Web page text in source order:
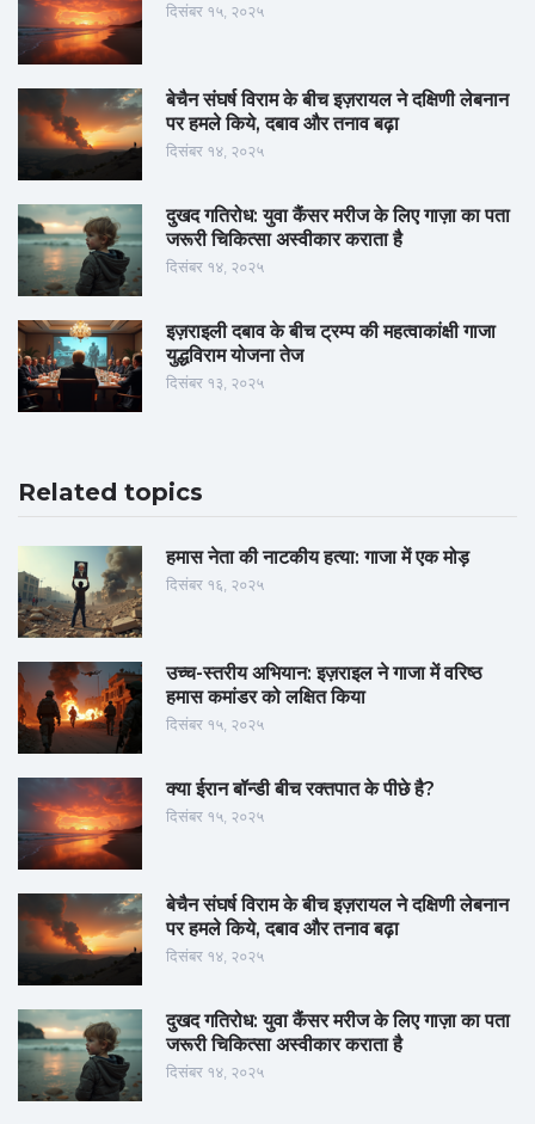
दिसंबर १५, २०२५
बेचैन संघर्ष विराम के बीच इज़रायल ने दक्षिणी लेबनान
पर हमले किये, दबाव और तनाव बढ़ा
दिसंबर १४, २०२५
दुखद गतिरोध: युवा कैंसर मरीज के लिए गाज़ा का पता
जरूरी चिकित्सा अस्वीकार कराता है
दिसंबर १४, २०२५
इज़राइली दबाव के बीच ट्रम्प की महत्वाकांक्षी गाजा
युद्धविराम योजना तेज
दिसंबर १३, २०२५
Related topics
हमास नेता की नाटकीय हत्या: गाजा में एक मोड़
दिसंबर १६, २०२५
उच्च-स्तरीय अभियान: इज़राइल ने गाजा में वरिष्ठ
हमास कमांडर को लक्षित किया
दिसंबर १५, २०२५
क्या ईरान बॉन्डी बीच रक्तपात के पीछे है?
दिसंबर १५, २०२५
बेचैन संघर्ष विराम के बीच इज़रायल ने दक्षिणी लेबनान
पर हमले किये, दबाव और तनाव बढ़ा
दिसंबर १४, २०२५
दुखद गतिरोध: युवा कैंसर मरीज के लिए गाज़ा का पता
जरूरी चिकित्सा अस्वीकार कराता है
दिसंबर १४, २०२५